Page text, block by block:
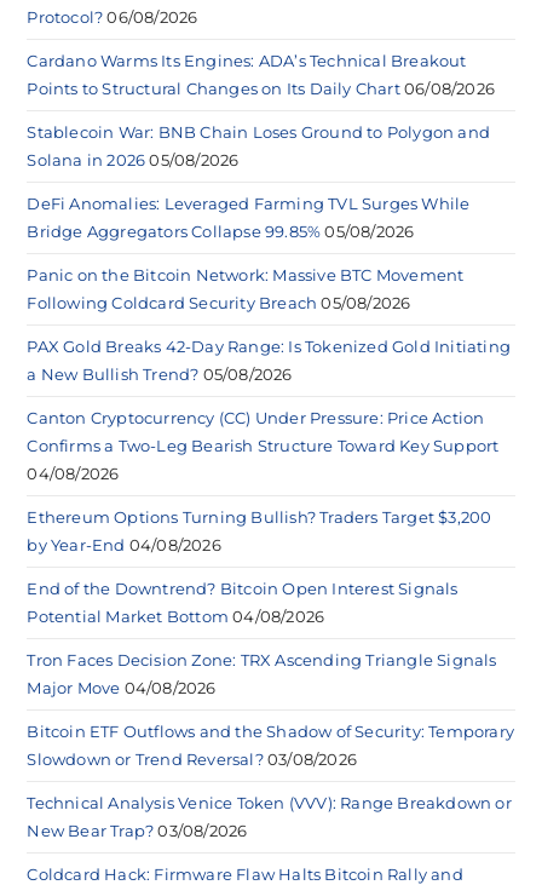
Protocol? 06/08/2026
Cardano Warms Its Engines: ADA’s Technical Breakout
Points to Structural Changes on Its Daily Chart 06/08/2026
Stablecoin War: BNB Chain Loses Ground to Polygon and
Solana in 2026 05/08/2026
DeFi Anomalies: Leveraged Farming TVL Surges While
Bridge Aggregators Collapse 99.85% 05/08/2026
Panic on the Bitcoin Network: Massive BTC Movement
Following Coldcard Security Breach 05/08/2026
PAX Gold Breaks 42-Day Range: Is Tokenized Gold Initiating
a New Bullish Trend? 05/08/2026
Canton Cryptocurrency (CC) Under Pressure: Price Action
Confirms a Two-Leg Bearish Structure Toward Key Support
04/08/2026
Ethereum Options Turning Bullish? Traders Target $3,200
by Year-End 04/08/2026
End of the Downtrend? Bitcoin Open Interest Signals
Potential Market Bottom 04/08/2026
Tron Faces Decision Zone: TRX Ascending Triangle Signals
Major Move 04/08/2026
Bitcoin ETF Outflows and the Shadow of Security: Temporary
Slowdown or Trend Reversal? 03/08/2026
Technical Analysis Venice Token (VVV): Range Breakdown or
New Bear Trap? 03/08/2026
Coldcard Hack: Firmware Flaw Halts Bitcoin Rally and